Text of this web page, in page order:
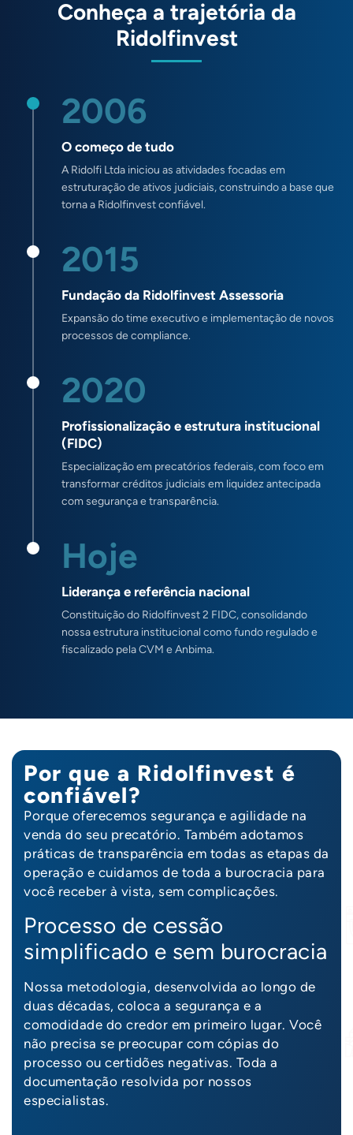
Conheça a trajetória da
Ridolfinvest
2006
O começo de tudo
A Ridolfi Ltda iniciou as atividades focadas em
estruturação de ativos judiciais, construindo a base que
torna a Ridolfinvest confiável.
Fundação da Ridolfinvest Assessoria
Expansão do time executivo e implementação de novos
processos de compliance.
2015
2020
Profissionalização e estrutura institucional
(FIDC)
Especialização em precatórios federais, com foco em
transformar créditos judiciais em liquidez antecipada
com segurança e transparência.
Liderança e referência nacional
Constituição do Ridolfinvest 2 FIDC, consolidando
nossa estrutura institucional como fundo regulado e
fiscalizado pela CVM e Anbima.
Hoje
Por que a Ridolfinvest é
confiável?
Porque oferecemos segurança e agilidade na
venda do seu precatório. Também adotamos
práticas de transparência em todas as etapas da
operação e cuidamos de toda a burocracia para
você receber à vista, sem complicações.
Processo de cessão
simplificado e sem burocracia
Nossa metodologia, desenvolvida ao longo de
duas décadas, coloca a segurança e a
comodidade do credor em primeiro lugar. Você
não precisa se preocupar com cópias do
processo ou certidões negativas. Toda a
documentação resolvida por nossos
especialistas.